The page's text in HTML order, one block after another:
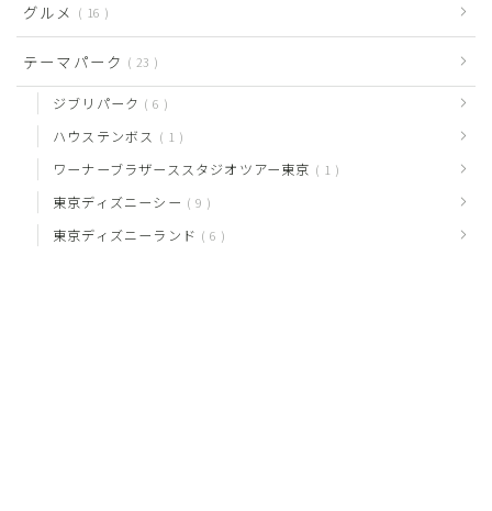
グルメ 16
テーマパーク 23
ジブリパーク 6
ハウステンボス 1
ワーナーブラザーススタジオツアー東京 1
東京ディズニーシー 9
東京ディズニーランド 6